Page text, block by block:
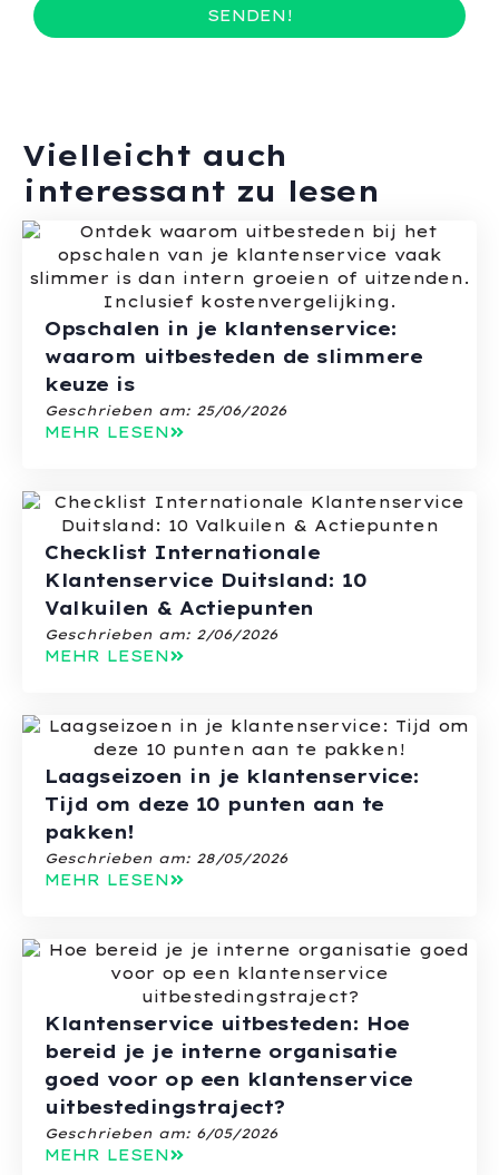
SENDEN!
Vielleicht auch
interessant zu lesen
Opschalen in je klantenservice:
waarom uitbesteden de slimmere
keuze is
Geschrieben am: 25/06/2026
MEHR LESEN
Checklist Internationale
Klantenservice Duitsland: 10
Valkuilen & Actiepunten
Geschrieben am: 2/06/2026
MEHR LESEN
Laagseizoen in je klantenservice:
Tijd om deze 10 punten aan te
pakken!
Geschrieben am: 28/05/2026
MEHR LESEN
Klantenservice uitbesteden: Hoe
bereid je je interne organisatie
goed voor op een klantenservice
uitbestedingstraject?
Geschrieben am: 6/05/2026
MEHR LESEN